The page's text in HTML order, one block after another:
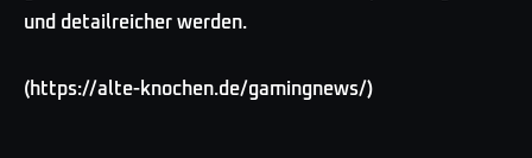
und detailreicher werden.
(https://alte-knochen.de/gamingnews/)